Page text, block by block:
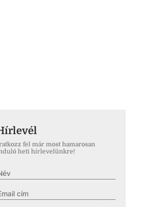
fel már most hamarosan
heti hírlevelünkre!